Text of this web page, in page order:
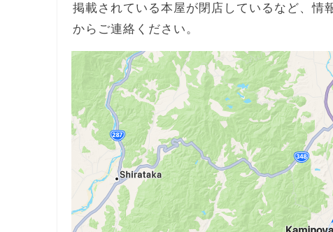
掲載されている本屋が閉店しているなど、情
からご連絡ください。